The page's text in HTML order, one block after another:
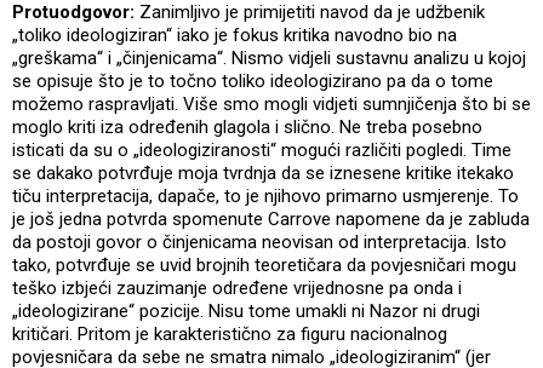
Protuodgovor: Zanimljivo je primijetiti navod da je udžbenik
„toliko ideologiziran“ iako je fokus kritika navodno bio na
„greškama“ i „činjenicama“. Nismo vidjeli sustavnu analizu u kojoj
se opisuje što je to točno toliko ideologizirano pa da o tome
možemo raspravljati. Više smo mogli vidjeti sumnjičenja što bi se
moglo kriti iza određenih glagola i slično. Ne treba posebno
isticati da su o „ideologiziranosti“ mogući različiti pogledi. Time
se dakako potvrđuje moja tvrdnja da se iznesene kritike itekako
tiču interpretacija, dapače, to je njihovo primarno usmjerenje. To
je još jedna potvrda spomenute Carrove napomene da je zabluda
da postoji govor o činjenicama neovisan od interpretacija. Isto
tako, potvrđuje se uvid brojnih teoretičara da povjesničari mogu
teško izbjeći zauzimanje određene vrijednosne pa onda i
„ideologizirane“ pozicije. Nisu tome umakli ni Nazor ni drugi
kritičari. Pritom je karakteristično za figuru nacionalnog
povjesničara da sebe ne smatra nimalo „ideologiziranim“ (jer